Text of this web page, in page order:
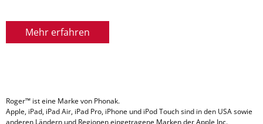
Mehr erfahren
Roger™ ist eine Marke von Phonak.
Apple, iPad, iPad Air, iPad Pro, iPhone und iPod Touch sind in den USA sowie